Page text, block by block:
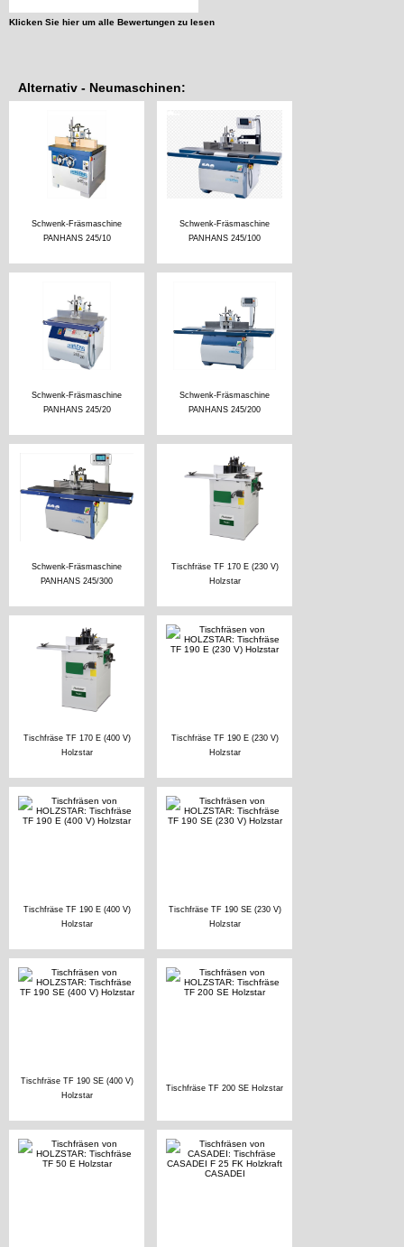
Klicken Sie hier um alle Bewertungen zu lesen
Alternativ - Neumaschinen:
Schwenk-Fräsmaschine
PANHANS 245/10
Schwenk-Fräsmaschine
PANHANS 245/100
Schwenk-Fräsmaschine
PANHANS 245/20
Schwenk-Fräsmaschine
PANHANS 245/200
Schwenk-Fräsmaschine
PANHANS 245/300
Tischfräse TF 170 E (230 V)
Holzstar
Tischfräse TF 170 E (400 V)
Holzstar
Tischfräse TF 190 E (230 V)
Holzstar
Tischfräse TF 190 E (400 V)
Holzstar
Tischfräse TF 190 SE (230 V)
Holzstar
Tischfräse TF 190 SE (400 V)
Holzstar
Tischfräse TF 200 SE Holzstar